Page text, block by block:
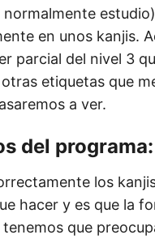
en unos kanjis.
parcial del nivel 3
etiquetas que
a ver.
del programa:
los
hacer y es que la
que